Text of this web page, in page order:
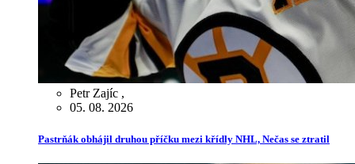
Petr Zajíc ,
05. 08. 2026
Pastrňák obhájil druhou příčku mezi křídly NHL, Nečas se ztratil